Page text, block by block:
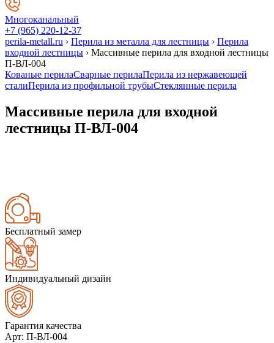
Многоканальный
+7 (965) 220-12-37
perila-metall.ru › Перила из металла для лестницы › Перила
входной лестницы › Массивные перила для входной лестницы
П-ВЛ-004
Кованые перилаСварные перилаПерила из нержавеющей
сталиПерила из профильной трубыСтеклянные перила
Массивные перила для входной
лестницы П-ВЛ-004
Бесплатный замер
Индивидуальный дизайн
Гарантия качества
Арт: П-ВЛ-004